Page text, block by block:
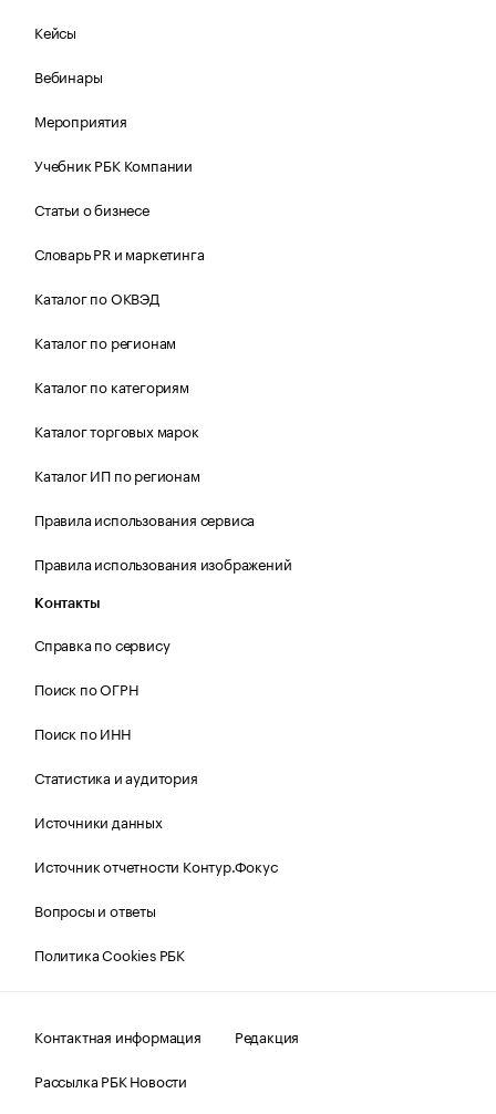
Кейсы
Вебинары
Мероприятия
Учебник РБК Компании
Статьи о бизнесе
Словарь PR и маркетинга
Каталог по ОКВЭД
Каталог по регионам
Каталог по категориям
Каталог торговых марок
Каталог ИП по регионам
Правила использования сервиса
Правила использования изображений
Контакты
Справка по сервису
Поиск по ОГРН
Поиск по ИНН
Статистика и аудитория
Источники данных
Источник отчетности Контур.Фокус
Вопросы и ответы
Политика Cookies РБК
Контактная информация
Редакция
Рассылка РБК Новости